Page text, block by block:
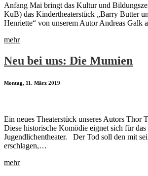
Anfang Mai bringt das Kultur und
KuB) das Kindertheaterstück „Barry Butter
Henriette“ von unserem Autor Andreas
mehr
Neu bei uns: Die Mumien
Montag, 11. März 2019
Ein neues Theaterstück unseres Autors Thor
Diese historische Komödie eignet sich für
Jugendlichentheater. Der Tod soll den mit
erschlagen,…
mehr